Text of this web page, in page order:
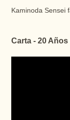
Kaminoda Sensei
Carta - 20